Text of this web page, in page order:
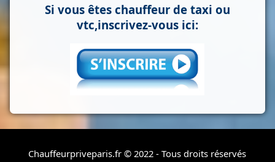
Si vous êtes chauffeur de taxi ou
vtc,inscrivez-vous ici:
Chauffeurpriveparis.fr © 2022 - Tous droits réservés